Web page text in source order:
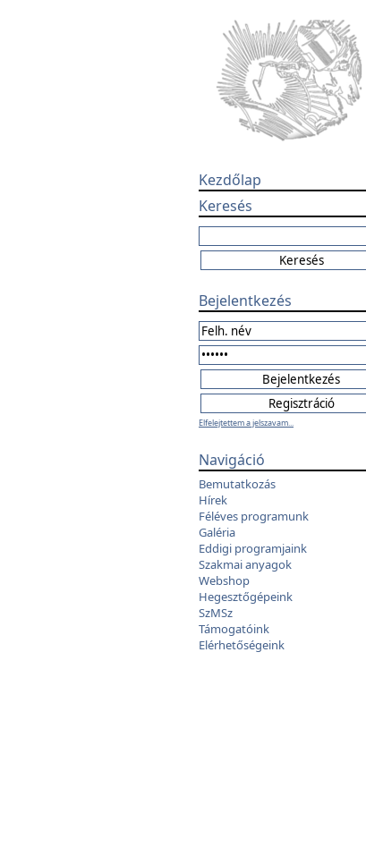
Kezdőlap
Keresés
Bejelentkezés
Elfelejtettem a jelszavam...
Navigáció
Bemutatkozás
Hírek
Féléves programunk
Galéria
Eddigi programjaink
Szakmai anyagok
Webshop
Hegesztőgépeink
SzMSz
Támogatóink
Elérhetőségeink